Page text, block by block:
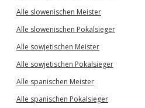
Alle slowenischen Meister
Alle slowenischen Pokalsieger
Alle sowjetischen Meister
Alle sowjetischen Pokalsieger
Alle spanischen Meister
Alle spanischen Pokalsieger